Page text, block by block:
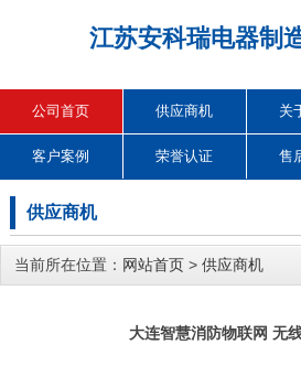
江苏安科瑞电器制
公司首页 供应商机 关
客户案例 荣誉认证 售
供应商机
当前所在位置： 网站首页 > 供应商机
大连智慧消防物联网 无